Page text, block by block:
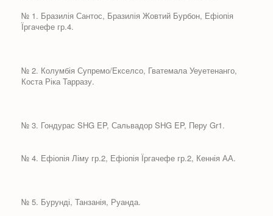
№ 1. Бразилія Сантос, Бразилія Жовтий Бурбон, Ефіопія
Їргачефе гр.4.
№ 2. Колумбія Супремо/Екселсо, Гватемала Уеуетенанго,
Коста Ріка Тарразу.
№ 3. Гондурас SHG EP, Сальвадор SHG EP, Перу Gr1.
№ 4. Ефіопія Ліму гр.2, Ефіопія Їргачефе гр.2, Кеннія АА.
№ 5. Бурунді, Танзанія, Руанда.